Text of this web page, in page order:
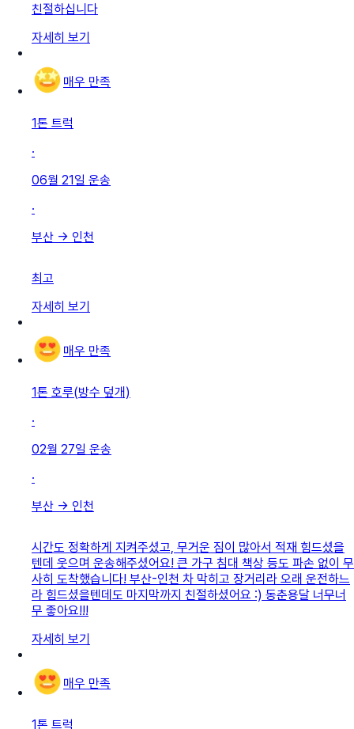
친절하십니다
자세히 보기
매우 만족
1톤 트럭
·
06월 21일 운송
·
부산 → 인천
최고
자세히 보기
매우 만족
1톤 호루(방수 덮개)
·
02월 27일 운송
·
부산 → 인천
시간도 정확하게 지켜주셨고, 무거운 짐이 많아서 적재 힘드셨을
텐데 웃으며 운송해주셨어요! 큰 가구 침대 책상 등도 파손 없이 무
사히 도착했습니다! 부산-인천 차 막히고 장거리라 오래 운전하느
라 힘드셨을텐데도 마지막까지 친절하셨어요 :) 동춘용달 너무너
무 좋아요!!!
자세히 보기
매우 만족
1톤 트럭